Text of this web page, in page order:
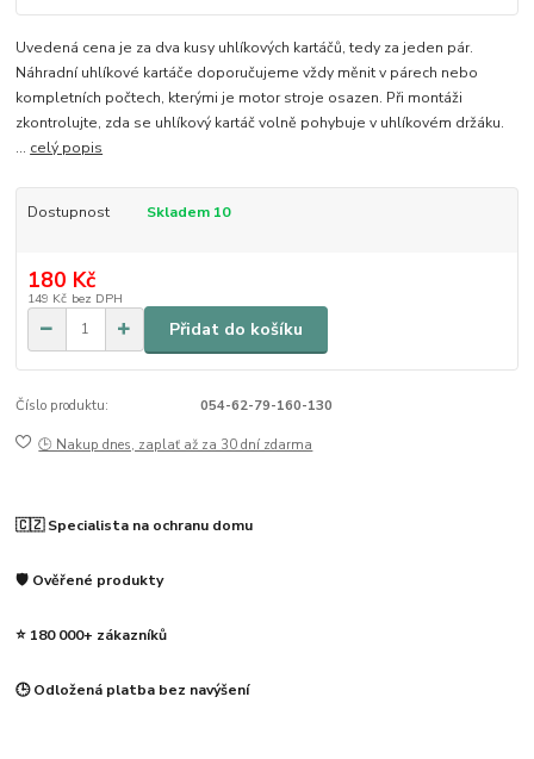
Uvedená cena je za dva kusy uhlíkových kartáčů, tedy za jeden pár.
Náhradní uhlíkové kartáče doporučujeme vždy měnit v párech nebo
kompletních počtech, kterými je motor stroje osazen. Při montáži
zkontrolujte, zda se uhlíkový kartáč volně pohybuje v uhlíkovém držáku.
... celý popis
Dostupnost Skladem 10
180 Kč
149 Kč bez DPH
Přidat do košíku
Číslo produktu: 054-62-79-160-130
🕒 Nakup dnes, zaplať až za 30 dní zdarma
🇨🇿 Specialista na ochranu domu
🛡️ Ověřené produkty
⭐ 180 000+ zákazníků
🕒 Odložená platba bez navýšení